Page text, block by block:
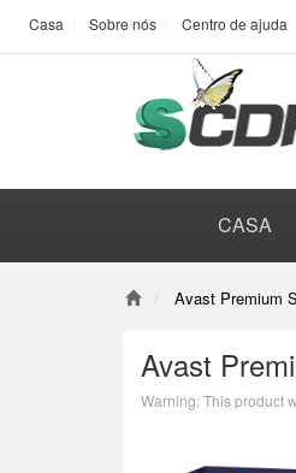
Casa Sobre nós Centro de ajuda
CASA
Avast Premium
Avast
Warning: This product